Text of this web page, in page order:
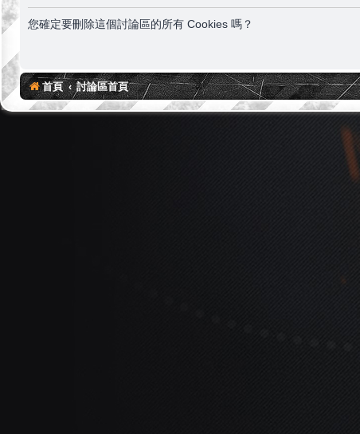
您確定要刪除這個討論區的所有 Cookies 嗎？
首頁 討論區首頁